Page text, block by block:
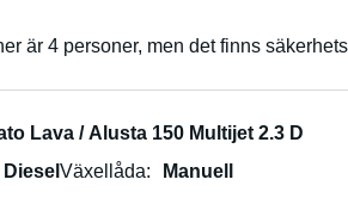
är 4 personer, men det finns
Lava / Alusta 150 Multijet 2.3 D
Diesel Växellåda
Manuell